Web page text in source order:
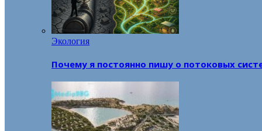
Экология
Почему я постоянно пишу о потоковых